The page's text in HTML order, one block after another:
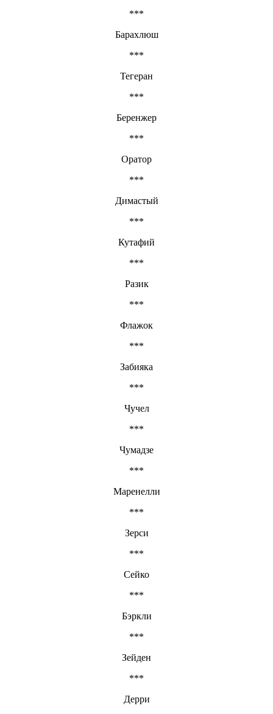
***
Барахлюш
***
Тегеран
***
Беренжер
***
Оратор
***
Димастый
***
Кутафий
***
Разик
***
Флажок
***
Забияка
***
Чучел
***
Чумадзе
***
Маренелли
***
Зерси
***
Сейко
***
Бэркли
***
Зейден
***
Дерри